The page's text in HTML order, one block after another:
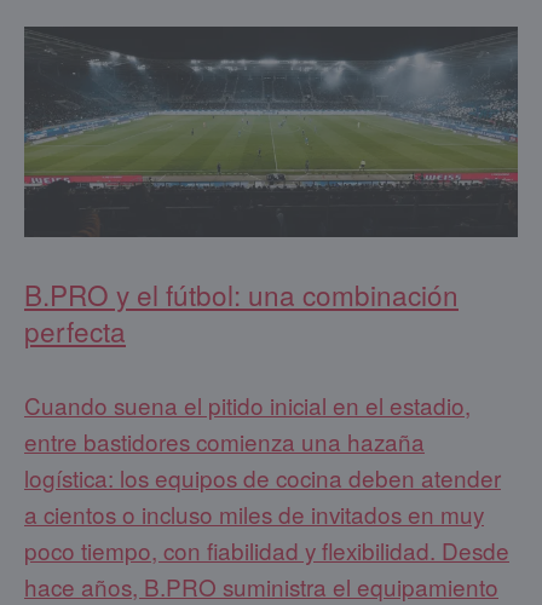
B.PRO y el fútbol: una combinación
perfecta
Cuando suena el pitido inicial en el estadio,
entre bastidores comienza una hazaña
logística: los equipos de cocina deben atender
a cientos o incluso miles de invitados en muy
poco tiempo, con fiabilidad y flexibilidad. Desde
hace años, B.PRO suministra el equipamiento